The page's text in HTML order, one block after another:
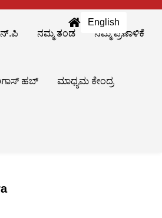
English
ನಮ್ಮ ತಂಡ ನಮ್ಮ ಪ್ರಣಾಳಿಕೆ
ಹಬ್ ಮಾಧ್ಯಮ ಕೇಂದ್ರ